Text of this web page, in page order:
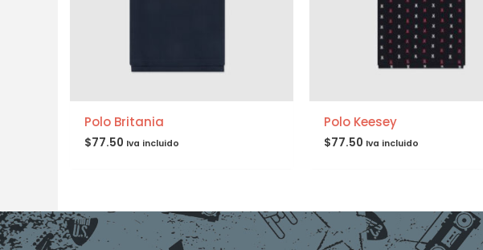
Polo Britania
$77.50 Iva incluido
Polo Keesey
$77.50 Iva incluido